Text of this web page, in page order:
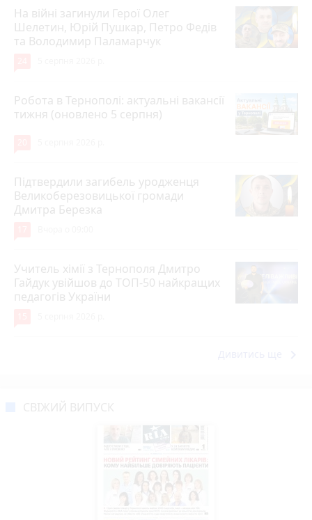
На війні загинули Герої Олег
Шелетин, Юрій Пушкар, Петро Федів
та Володимир Паламарчук
Робота в Тернополі: актуальні вакансії
тижня (оновлено 5 серпня)
Підтвердили загибель уродженця
Великоберезовицької громади
Дмитра Березка
Учитель хімії з Тернополя Дмитро
Гайдук увійшов до ТОП-50 найкращих
педагогів України